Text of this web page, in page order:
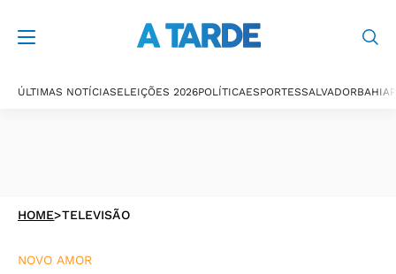
ÚLTIMAS NOTÍCIASELEIÇÕES 2026POLÍTICAESPORTESSALVADORBAHIA
HOME>TELEVISÃO
NOVO AMOR